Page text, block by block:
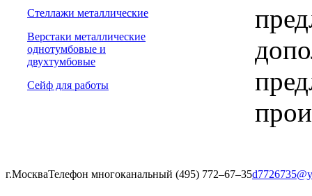
Стеллажи металлические
Верстаки металлические
однотумбовые и
двухтумбовые
Сейф для работы
г.МоскваТелефон многоканальный (495) 772‒67‒35